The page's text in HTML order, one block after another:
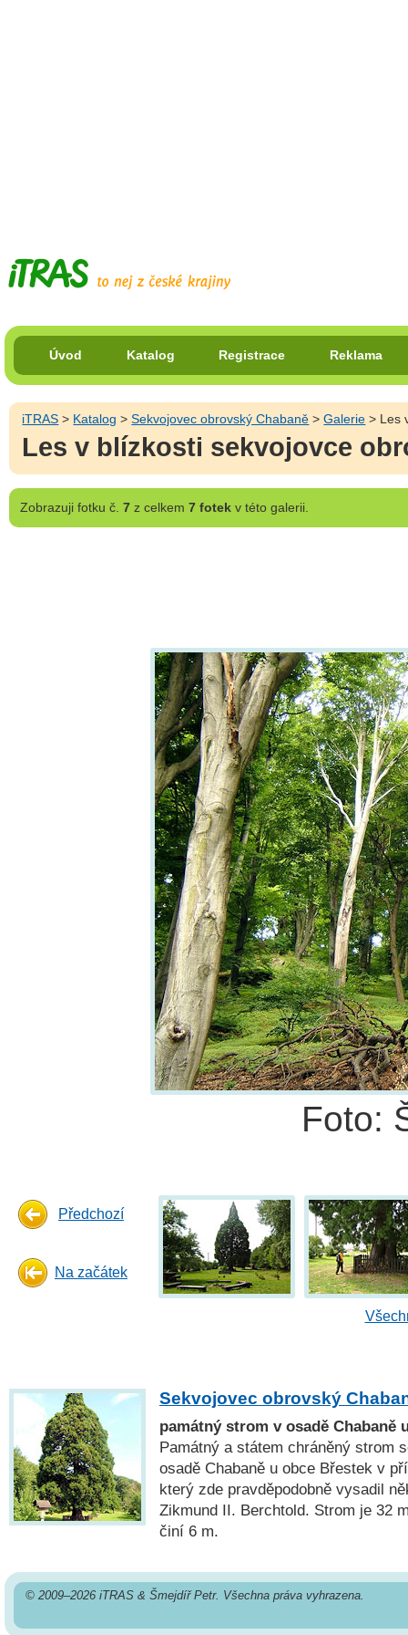
Úvod Katalog Registrace Reklama
iTRAS > Katalog >Sekvojovec obrovský Chabaně >Galerie > Les
Les v blízkosti sekvojovce
Zobrazujifotku č. 7z celkem 7 fotekv této galerii.
Foto:
Předchozí
Na začátek
Sekvojovec obrovský
památný strom v osadě Chabaně
Památný a státem chráněný strom
osadě Chabaně u obce Břestek v
který zde pravděpodobně vysadil
Zikmund II. Berchtold. Strom je 32
činí 6 m.
© 2009–2026 iTRAS & Šmejdíř Petr. Všechna práva vyhrazena.